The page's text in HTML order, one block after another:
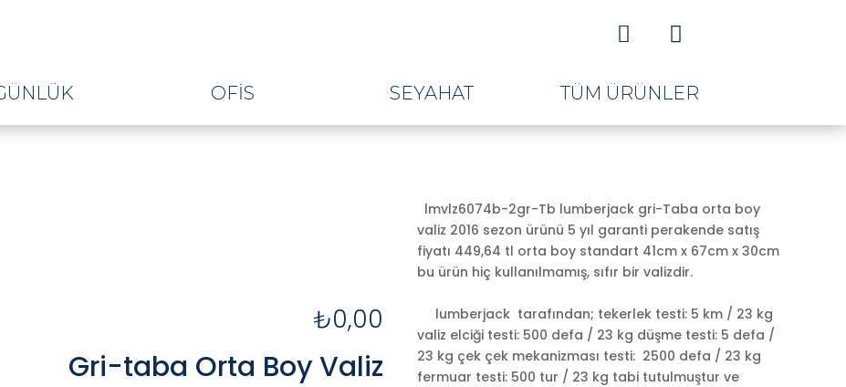
 
OFIS SEYAHAT TÜM ÜRÜNLER
₺0,00
Gri-taba Orta Boy Valiz
lmvlz6074b-2gr-Tb lumberjack gri-Taba orta boy
valiz 2016 sezon ürünü 5 yıl garanti perakende satış
fiyatı 449,64 tl orta boy standart 41cm x 67cm x 30cm
bu ürün hiç kullanılmamış, sıfır bir valizdir.
lumberjack tarafından; tekerlek testi: 5 km / 23 kg
valiz elciği testi: 500 defa / 23 kg düşme testi: 5 defa /
23 kg çek çek mekanizması testi: 2500 defa / 23 kg
fermuar testi: 500 tur / 23 kg tabi tutulmuştur ve